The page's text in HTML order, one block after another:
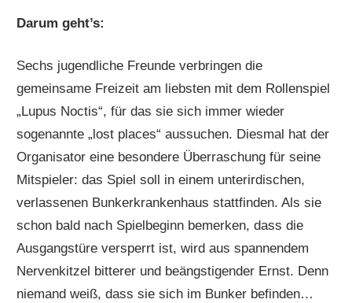
Darum geht’s:
Sechs jugendliche Freunde verbringen die
gemeinsame Freizeit am liebsten mit dem Rollenspiel
„Lupus Noctis“, für das sie sich immer wieder
sogenannte „lost places“ aussuchen. Diesmal hat der
Organisator eine besondere Überraschung für seine
Mitspieler: das Spiel soll in einem unterirdischen,
verlassenen Bunkerkrankenhaus stattfinden. Als sie
schon bald nach Spielbeginn bemerken, dass die
Ausgangstüre versperrt ist, wird aus spannendem
Nervenkitzel bitterer und beängstigender Ernst. Denn
niemand weiß, dass sie sich im Bunker befinden…